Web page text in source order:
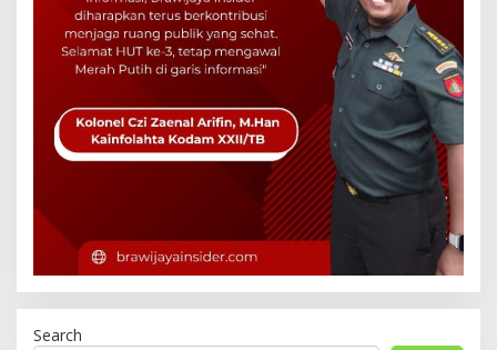
Search